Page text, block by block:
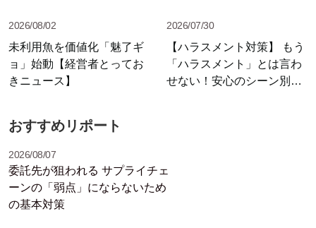
2026/08/02
未利用魚を価値化「魅了ギ
ョ」始動【経営者とってお
きニュース】
2026/07/30
【ハラスメント対策】 もう
「ハラスメント」とは言わ
せない！安心のシーン別セ
おすすめリポート
2026/08/07
委託先が狙われる サプライチェ
ーンの「弱点」にならないため
の基本対策